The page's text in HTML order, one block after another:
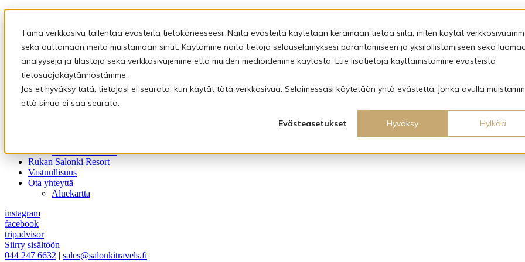
Tämä verkkosivu tallentaa evästeitä tietokoneeseesi. Näitä evästeitä käytetään kerämään tietoa siitä, miten käytät
sekä auttamaan meitä muistamaan sinut. Käytämme näitä tietoja selauselämyksesi parantamiseen ja yksilöllistämiseen sekä
analyyseja ja tilastoja sekä verkkosivujemme että muiden medioidemme käytöstä. Lue lisätietoja käyttämistämme evästeistä
tietosuojakäytännöstämme.
Jos et hyväksy tätä, tietojasi ei seurata, kun käytät tätä verkkosivua. Selaimessasi käytetään yhtä evästettä, jonka avulla
että sinua ei saa seurata.
Evästeasetukset
Hyväksy Hylkää
Ravintolat
Ravintola Kultala
Rukan Kuksa
Eräravintola Kymppi
Saunat
Pyhäpiilon saunamaailma
Rukan Salonki Resort – Tähtisauna
Kokous- ja juhlatilat
Kokous huvilassa
Rukan Salonki Resort
Vastuullisuus
Ota yhteyttä
Aluekartta
instagram
facebook
tripadvisor
Siirry sisältöön
044 247 6632 | sales@salonkitravels.fi